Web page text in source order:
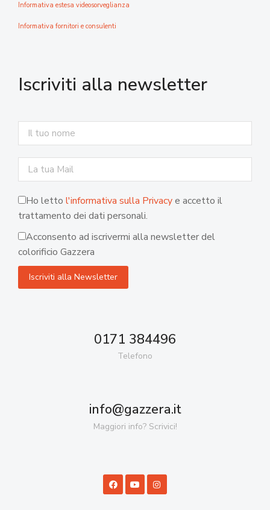
Informativa estesa videosorveglianza
Informativa fornitori e consulenti
Iscriviti alla newsletter
Ho letto l'informativa sulla Privacye accetto il
trattamento dei dati personali.
Acconsento ad iscrivermi alla newsletter del
colorificio Gazzera
0171 384496
Telefono
info@gazzera.it
Maggiori info? Scrivici!